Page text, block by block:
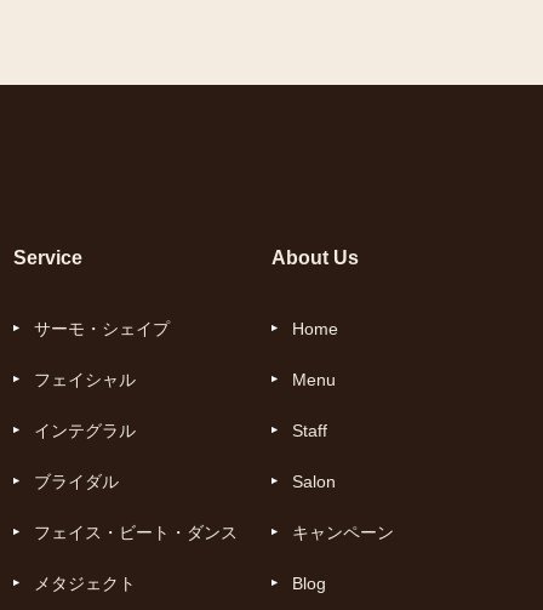
Service
サーモ・シェイプ
フェイシャル
インテグラル
ブライダル
フェイス・ビート・ダンス
メタジェクト
About Us
Home
Menu
Staff
Salon
キャンペーン
Blog